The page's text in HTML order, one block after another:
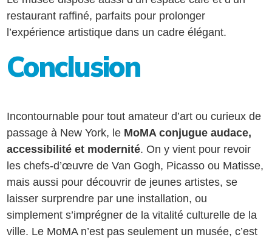
restaurant raffiné, parfaits pour prolonger
l’expérience artistique dans un cadre élégant.
Conclusion
Incontournable pour tout amateur d’art ou curieux de
passage à New York, le MoMA conjugue audace,
accessibilité et modernité. On y vient pour revoir
les chefs-d’œuvre de Van Gogh, Picasso ou Matisse,
mais aussi pour découvrir de jeunes artistes, se
laisser surprendre par une installation, ou
simplement s’imprégner de la vitalité culturelle de la
ville. Le MoMA n’est pas seulement un musée, c’est